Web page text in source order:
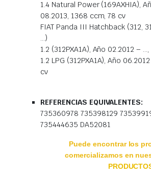
1.4 Natural Power (169AXHIA),
08.2013, 1368 ccm, 78 cv
FIAT Panda III Hatchback (312,
…)
1.2 (312PXA1A), Año 02.2012 –
1.2 LPG (312PXA1A), Año
cv
REFERENCIAS EQUIVALENTES:
735360978 735398129
735444635 DA52081
Puede encontrar los
comercializamos en